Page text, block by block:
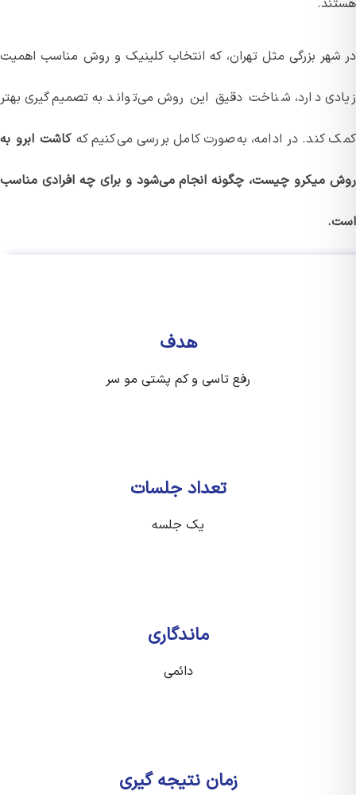
بزرگی مثل تهران، که انتخاب کلینیک و روش مناسب اهمیت
دارد، شناخت دقیق این روش می‌تواند به تصمیم‌گیری بهتر
کند. در ادامه، به‌صورت کامل بررسی می‌کنیم کهکاشت ابرو به
میکرو چیست، چگونه انجام می‌شود و برای چه افرادی مناسب
هدف
رفع تاسی و کم پشتی مو سر
تعداد جلسات
یک جلسه
ماندگاری
دائمی
زمان نتیجه گیری